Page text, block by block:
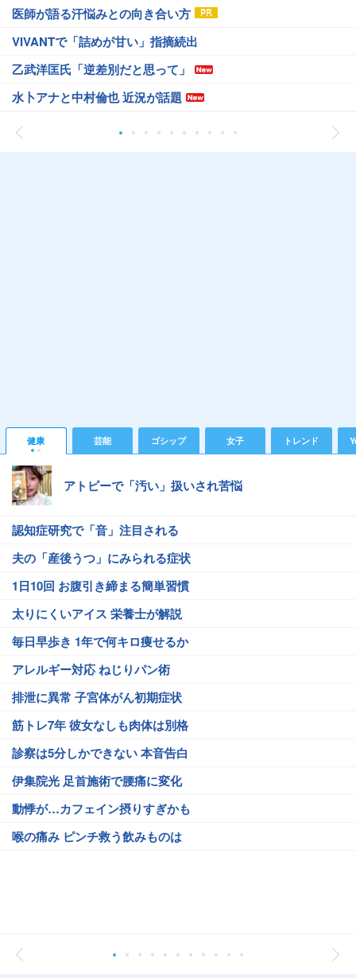
医師が語る汗悩みとの向き合い方
VIVANTで「詰めが甘い」指摘続出
乙武洋匡氏「逆差別だと思って」
水卜アナと中村倫也 近況が話題
健康 芸能 ゴシップ 女子 トレンド
アトピーで「汚い」扱いされ苦悩
認知症研究で「音」注目される
夫の「産後うつ」にみられる症状
1日10回 お腹引き締まる簡単習慣
太りにくいアイス 栄養士が解説
毎日早歩き 1年で何キロ痩せるか
アレルギー対応 ねじりパン術
排泄に異常 子宮体がん初期症状
筋トレ7年 彼女なしも肉体は別格
診察は5分しかできない 本音告白
伊集院光 足首施術で腰痛に変化
動悸が…カフェイン摂りすぎかも
喉の痛み ピンチ救う飲みものは